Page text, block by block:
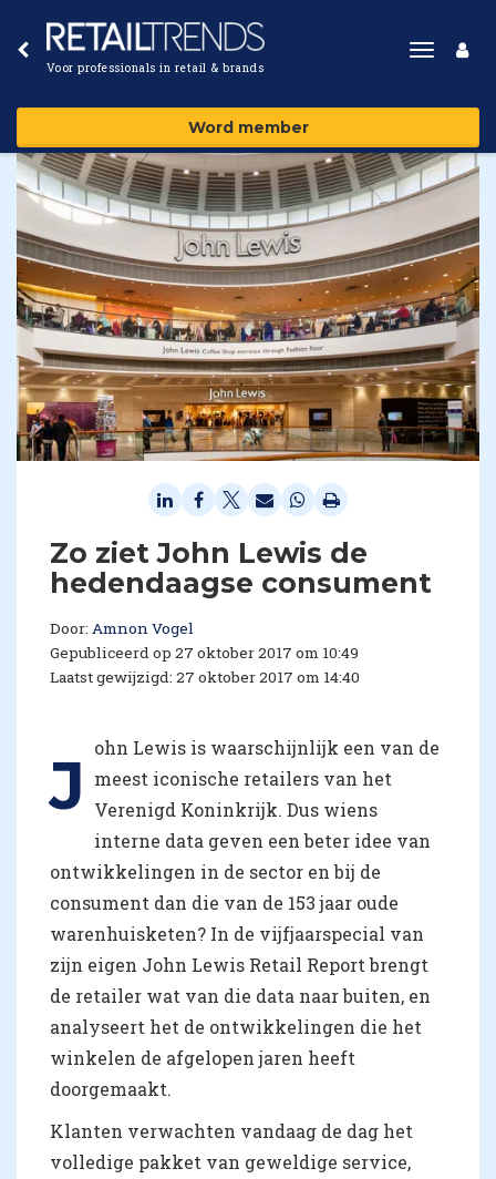
Voor professionals in retail & brands
Toggle
Word member
Zo ziet John Lewis de
hedendaagse consument
Door: Amnon Vogel
Gepubliceerd op 27 oktober 2017 om 10:49
Laatst gewijzigd: 27 oktober 2017 om 14:40
J
ohn Lewis is waarschijnlijk een van de
meest iconische retailers van het
Verenigd Koninkrijk. Dus wiens
interne data geven een beter idee van
ontwikkelingen in de sector en bij de
consument dan die van de 153 jaar oude
warenhuisketen? In de vijfjaarspecial van
zijn eigen John Lewis Retail Report brengt
de retailer wat van die data naar buiten, en
analyseert het de ontwikkelingen die het
winkelen de afgelopen jaren heeft
doorgemaakt.
Klanten verwachten vandaag de dag het
volledige pakket van geweldige service,